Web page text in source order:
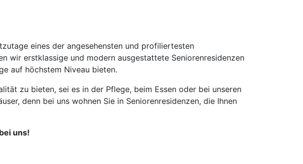
eines der angesehensten und profiliertesten
wir erstklassige und modern ausgestattete Seniorenresidenzen
auf höchstem Niveau bieten.
zu bieten, sei es in der Pflege, beim Essen oder bei unseren
denn bei uns wohnen Sie in Seniorenresidenzen, die Ihnen
uns!